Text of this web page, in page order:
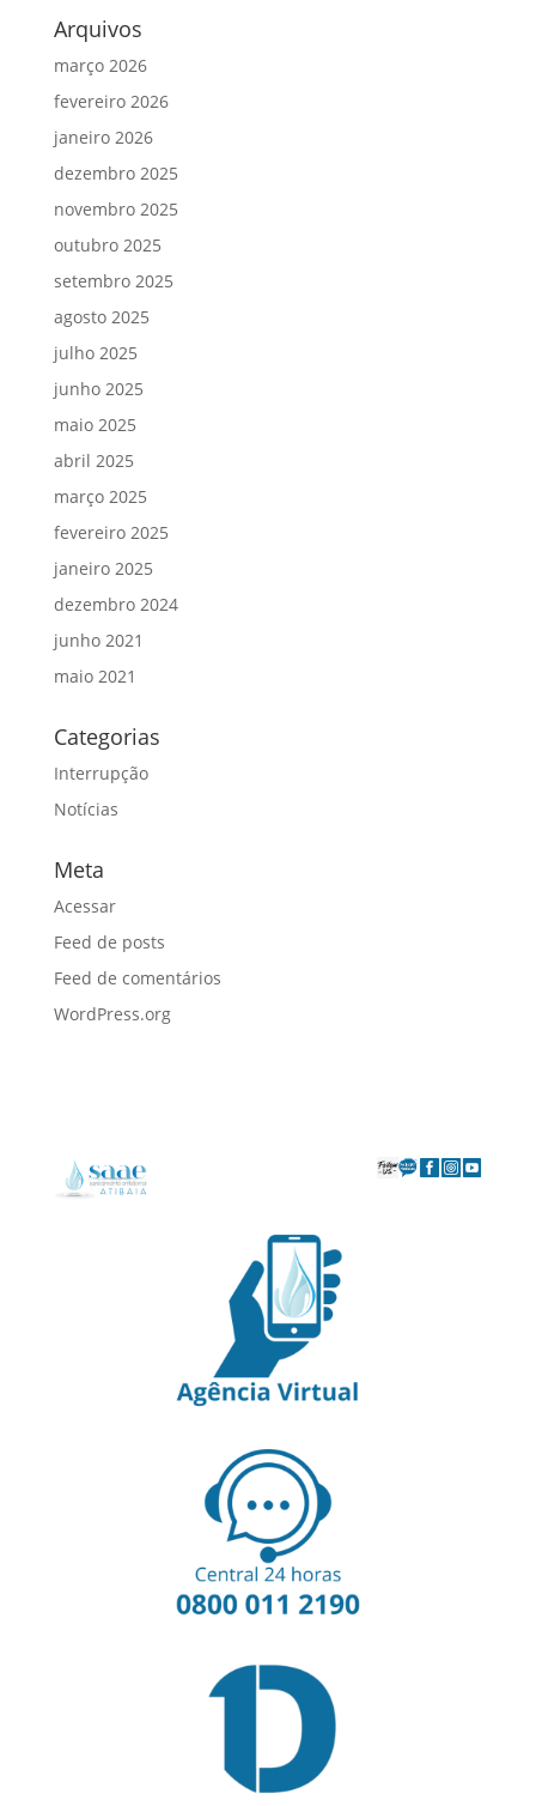
Arquivos
março 2026
fevereiro 2026
janeiro 2026
dezembro 2025
novembro 2025
outubro 2025
setembro 2025
agosto 2025
julho 2025
junho 2025
maio 2025
abril 2025
março 2025
fevereiro 2025
janeiro 2025
dezembro 2024
junho 2021
maio 2021
Categorias
Interrupção
Notícias
Meta
Acessar
Feed de posts
Feed de comentários
WordPress.org